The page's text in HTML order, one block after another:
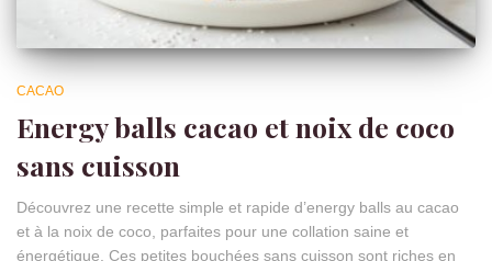
CACAO
Energy balls cacao et noix de coco
sans cuisson
Découvrez une recette simple et rapide d’energy balls au cacao
et à la noix de coco, parfaites pour une collation saine et
énergétique. Ces petites bouchées sans cuisson sont riches en